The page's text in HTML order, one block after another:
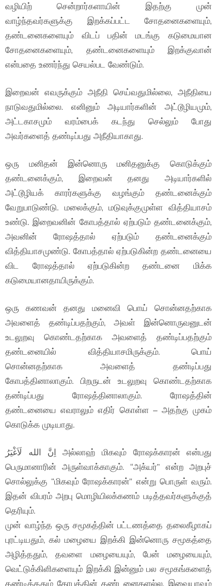
வழியிற் சென்றார்களாயின் இதற்கு முன்
வாழ்ந்தவர்களுக்கு இறக்கப்பட்ட சோதனைகளையும்,
தண்டனைகளையும் விடப் பதின் மடங்கு கடுமையான
சோதனைகளையும், தண்டனைகளையும் இறக்குவான்
என்பதை உணர்ந்து செயல்பட வேண்டும்.
இறைவன் எவருக்கும் அநீதி செய்வதுமில்லை, அநீதியை
நாடுவதுமில்லை. எனினும் அடியார்களின் அட்டூழியமும்,
அட்டகாசமும் வரம்பைக் கடந்து செல்லும் போது
அவர்களைத் தண்டிப்பது அநீதியாகாது.
ஒரு மனிதன் இன்னொரு மனிதனுக்கு கொடுக்கும்
தண்டனைக்கும், இறைவன் தனது அடியார்களில்
அட்டூழியக் காரர்களுக்கு வழங்கும் தண்டனைக்கும்
வேறுபாடுண்டு. மலைக்கும், மடுவுக்குமுள்ள வித்தியாசம்
உண்டு. இறைவனின் கோபத்தால் ஏற்படும் தண்டனைக்கும்,
அவனின் ரோஷத்தால் ஏற்படும் தண்டனைக்கும்
வித்தியாசமுண்டு. கோபத்தால் ஏற்படுகின்ற தண்டனையை
விட ரோஷத்தால் ஏற்படுகின்ற தண்டனை மிக்க
கடுமையானதாயிருக்கும்.
ஒரு கணவன் தனது மனைவி பொய் சொன்னதற்காக
அவளைத் தண்டிப்பதற்கும், அவள் இன்னொருவனுடன்
உடலுறவு கொண்டதற்காக அவளைத் தண்டிப்பதற்கும்
தண்டனையில் வித்தியாசமிருக்கும். பொய்
சொன்னதற்காக அவளைத் தண்டிப்பது
கோபத்தினாலாகும். பிறருடன் உடலுறவு கொண்டதற்காக
தண்டிப்பது ரோஷத்தினாலாகும். ரோஷத்தின்
தண்டனையை எவராலும் எதிர் கொள்ள – அதற்கு முகம்
கொடுக்க முடியாது.
اِنَّ الله لَاَغْيَرُ அல்லாஹ் மிகவும் ரோஷக்காரன் என்பது
பெருமானாரின் அருள்வாக்காகும். “அக்யர்” என்ற அறபுச்
சொல்லுக்கு “மிகவும் ரோஷக்காரன்” என்று பொருள் வரும்.
இதன் விபரம் அறபு மொழியிலக்கணம் படித்தவர்களுக்குத்
தெரியும்.
முன் வாழ்ந்த ஒரு சமூகத்தின் பட்டணத்தை தலைகீழாகப்
புரட்டியதும், கல் மழையை இறக்கி இன்னொரு சமூகத்தை
அழித்ததும், தவளை மழையையும், பேன் மழையையும்,
வெட்டுக்கிளிகளையும் இறக்கி இன்னும் பல சமூகங்களைத்
தண்டித்ததும் கோபத்தின் தண்டனைகளல்ல. இவையாவும்